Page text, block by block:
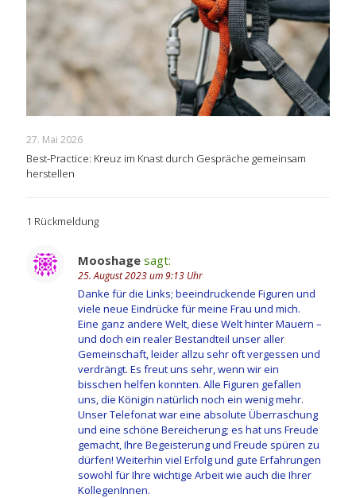
27. Mai 2026
Best-Practice: Kreuz im Knast durch Gespräche gemeinsam
herstellen
1 Rückmeldung
Mooshage sagt:
25. August 2023 um 9:13 Uhr
Danke für die Links; beeindruckende Figuren und
viele neue Eindrücke für meine Frau und mich.
Eine ganz andere Welt, diese Welt hinter Mauern –
und doch ein realer Bestandteil unser aller
Gemeinschaft, leider allzu sehr oft vergessen und
verdrängt. Es freut uns sehr, wenn wir ein
bisschen helfen konnten. Alle Figuren gefallen
uns, die Königin natürlich noch ein wenig mehr.
Unser Telefonat war eine absolute Überraschung
und eine schöne Bereicherung; es hat uns Freude
gemacht, Ihre Begeisterung und Freude spüren zu
dürfen! Weiterhin viel Erfolg und gute Erfahrungen
sowohl für Ihre wichtige Arbeit wie auch die Ihrer
KollegenInnen.